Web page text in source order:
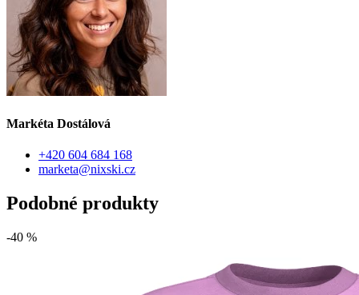
Markéta Dostálová
+420 604 684 168
marketa@nixski.cz
Podobné produkty
-40 %